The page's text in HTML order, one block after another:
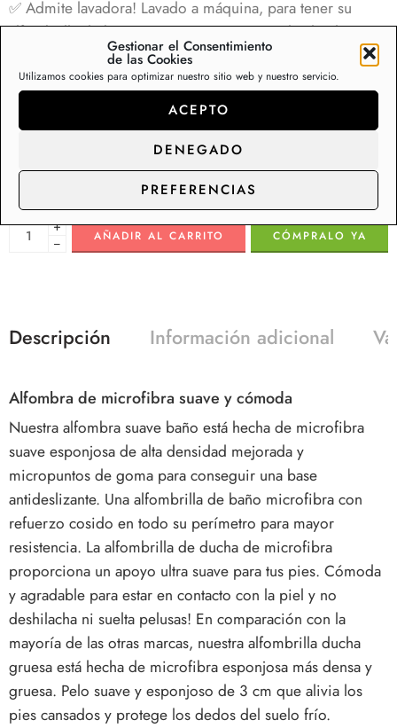
Gestionar el Consentimiento
de las Cookies
Utilizamos cookies para optimizar nuestro sitio web y nuestro servicio.
ACEPTO
DENEGADO
PREFERENCIAS
✅ Admite lavadora! Lavado a máquina, para tener su
alfombrilla de baño siempre como nueva desde el primer
lfombrilla ducha absorbente han sido
probadas para ser lavables a máquina y mantendrán su
suavidad y absorbencia como nuevas después de
innumerables ciclos de lavado.
+
−
AÑADIR AL CARRITO CÓMPRALO YA
Descripción Información adicional
Alfombra de microfibra suave y cómoda
Nuestra alfombra suave baño está hecha de microfibra
suave esponjosa de alta densidad mejorada y
micropuntos de goma para conseguir una base
antideslizante. Una alfombrilla de baño microfibra con
refuerzo cosido en todo su perímetro para mayor
resistencia. La alfombrilla de ducha de microfibra
proporciona un apoyo ultra suave para tus pies. Cómoda
y agradable para estar en contacto con la piel y no
deshilacha ni suelta pelusas! En comparación con la
mayoría de las otras marcas, nuestra alfombrilla ducha
gruesa está hecha de microfibra esponjosa más densa y
gruesa. Pelo suave y esponjoso de 3 cm que alivia los
pies cansados y protege los dedos del suelo frío.